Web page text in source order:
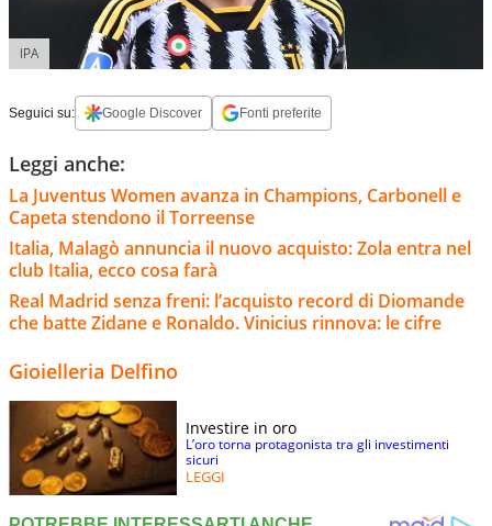
IPA
Seguici su: Google Discover Fonti preferite
Leggi anche:
La Juventus Women avanza in Champions, Carbonell e
Capeta stendono il Torreense
Italia, Malagò annuncia il nuovo acquisto: Zola entra nel
club Italia, ecco cosa farà
Real Madrid senza freni: l’acquisto record di Diomande
che batte Zidane e Ronaldo. Vinicius rinnova: le cifre
Gioielleria Delfino
Investire in oro
L’oro torna protagonista tra gli investimenti
sicuri
LEGGI